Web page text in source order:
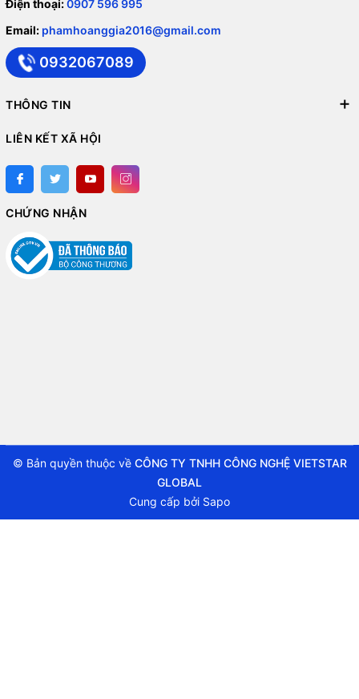
Điện thoại:0907 596 995
Email: phamhoanggia2016@gmail.com
0932067089
THÔNG TIN
LIÊN KẾT XÃ HỘI
CHỨNG NHẬN
© Bản quyền thuộc về CÔNG TY TNHH CÔNG NGHỆ VIETSTAR
GLOBAL
Cung cấp bởi Sapo